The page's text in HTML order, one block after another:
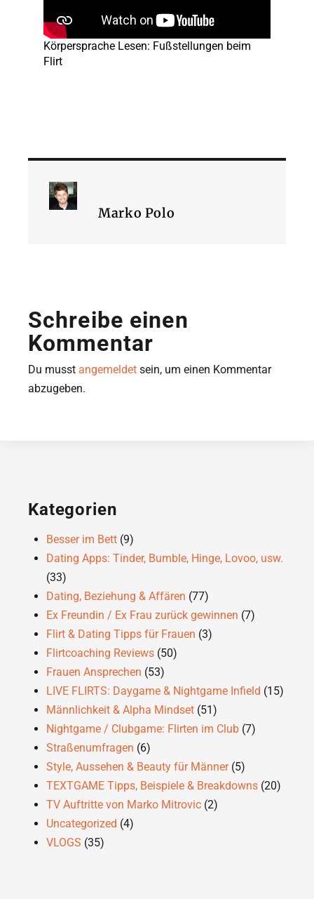
Körpersprache Lesen: Fußstellungen beim
Flirt
Marko Polo
Schreibe einen
Kommentar
Du musst angemeldet sein, um einen Kommentar
abzugeben.
Kategorien
Besser im Bett (9)
Dating Apps: Tinder, Bumble, Hinge, Lovoo, usw.
(33)
Dating, Beziehung & Affären (77)
Ex Freundin / Ex Frau zurück gewinnen (7)
Flirt & Dating Tipps für Frauen (3)
Flirtcoaching Reviews (50)
Frauen Ansprechen (53)
LIVE FLIRTS: Daygame & Nightgame Infield (15)
Männlichkeit & Alpha Mindset (51)
Nightgame / Clubgame: Flirten im Club (7)
Straßenumfragen (6)
Style, Aussehen & Beauty für Männer(5)
TEXTGAME Tipps, Beispiele & Breakdowns (20)
TV Auftritte von Marko Mitrovic (2)
Uncategorized (4)
VLOGS (35)